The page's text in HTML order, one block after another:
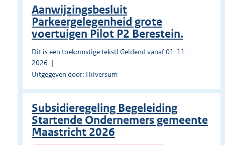
Aanwijzingsbesluit
Parkeergelegenheid grote
voertuigen Pilot P2 Berestein.
Dit is een toekomstige tekst! Geldend vanaf 01-11-
2026
Uitgegeven door: Hilversum
Subsidieregeling Begeleiding
Startende Ondernemers gemeente
Maastricht 2026